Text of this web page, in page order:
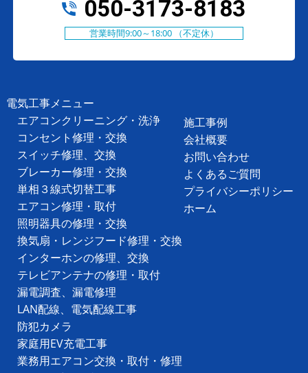
050-3173-8183
営業時間9:00～18:00 （不定休）
電気工事メニュー
エアコンクリーニング・洗浄
コンセント修理・交換
スイッチ修理、交換
ブレーカー修理・交換
単相３線式切替工事
エアコン修理・取付
照明器具の修理・交換
換気扇・レンジフード修理・交換
インターホンの修理、交換
テレビアンテナの修理・取付
漏電調査、漏電修理
LAN配線、電気配線工事
防犯カメラ
家庭用EV充電工事
業務用エアコン交換・取付・修理
施工事例
会社概要
お問い合わせ
よくあるご質問
プライバシーポリシー
ホーム